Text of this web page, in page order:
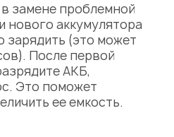
замене проблемной
нового аккумулятора
зарядить (это может
После первой
АКБ,
Это поможет
ее емкость.